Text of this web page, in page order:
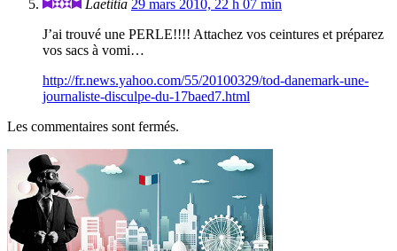
Laetitia 29 mars 2010, 22 h 07 min
J’ai trouvé une PERLE!!!! Attachez vos ceintures et préparez
vos sacs à vomi…
http://fr.news.yahoo.com/55/20100329/tod-danemark-une-
journaliste-disculpe-du-17baed7.html
Les commentaires sont fermés.